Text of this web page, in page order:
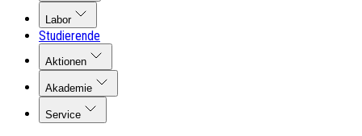
Labor
Studierende
Aktionen
Akademie
Service